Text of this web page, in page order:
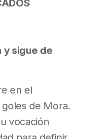
y sigue de
en el
de Mora.
vocación